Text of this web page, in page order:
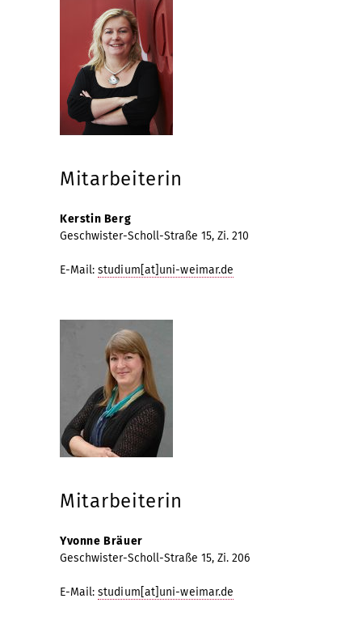
Mitarbeiterin
Kerstin Berg
Geschwister-Scholl-Straße 15, Zi. 210
E-Mail: studium[at]uni-weimar.de
Mitarbeiterin
Yvonne Bräuer
Geschwister-Scholl-Straße 15, Zi. 206
E-Mail: studium[at]uni-weimar.de